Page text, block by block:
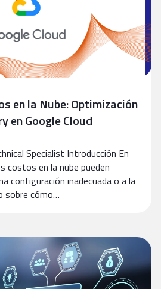
en la Nube: Optimización
en Google Cloud
Specialist Introducción En
costos en la nube pueden
configuración inadecuada o a la
sobre cómo…